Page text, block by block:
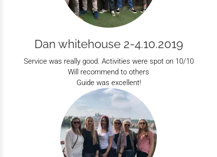
Dan whitehouse 2-4.10.2019
Service was really good. Activities were spot on 10/10
Will recommend to others
Guide was excellent!